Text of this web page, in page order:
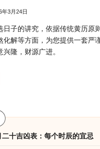
年3月24日
日子的讲究，依据传统黄历原
化解等方面，为您提供一套严
隆，财源广进。
十吉凶表：每个时辰的宜忌